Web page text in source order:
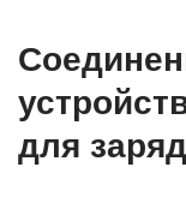
для